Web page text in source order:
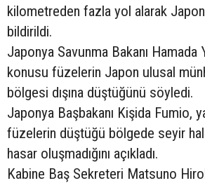
kilometreden fazla yol alarak
bildirildi.
Japonya Savunma Bakanı
konusu füzelerin Japon ulusal
bölgesi dışına düştüğünü söyledi.
Japonya Başbakanı Kişida Fumio,
füzelerin düştüğü bölgede seyir
hasar oluşmadığını açıkladı.
Kabine Baş Sekreteri Matsuno